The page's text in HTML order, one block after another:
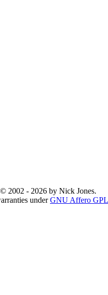
2002 - 2026 by Nick Jones.
underGNU Affero GPL